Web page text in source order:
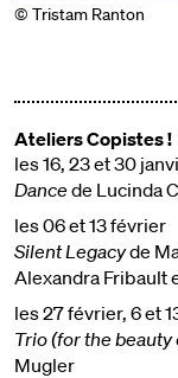
© Tristam Ranton
Ateliers Copistes !
les 16, 23 et 30
Dance de Lucinda
les 06 et 13 février
Silent Legacyde
Alexandra Fribault
les 27 février, 6 et
Trio (for the beauty
Mugler